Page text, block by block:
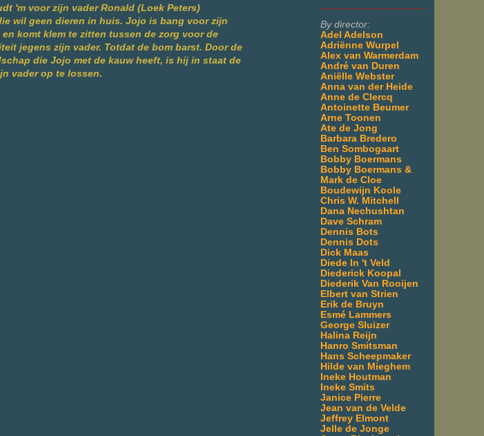
By director:
Adel Adelson
Adriënne Wurpel
Alex van Warmerdam
André van Duren
Aniëlle Webster
Anna van der Heide
Anne de Clercq
Antoinette Beumer
Arne Toonen
Ate de Jong
Barbara Bredero
Ben Sombogaart
Bobby Boermans
Bobby Boermans &
Mark de Cloe
Boudewijn Koole
Chris W. Mitchell
Dana Nechushtan
Dave Schram
Dennis Bots
Dennis Dots
Dick Maas
Diede In 't Veld
Diederick Koopal
Diederik Van Rooijen
Elbert van Strien
Erik de Bruyn
Esmé Lammers
George Sluizer
Halina Reijn
Hanro Smitsman
Hans Scheepmaker
Hilde van Mieghem
Ineke Houtman
Ineke Smits
Janice Pierre
Jean van de Velde
Jeffrey Elmont
Jelle de Jonge
'm voor zijn vader Ronald (Loek Peters)
wil geen dieren in huis. Jojo is bang voor zijn
komt klem te zitten tussen de zorg voor de
jegens zijn vader. Totdat de bom barst. Door de
die Jojo met de kauw heeft, is hij in staat de
vader op te lossen.